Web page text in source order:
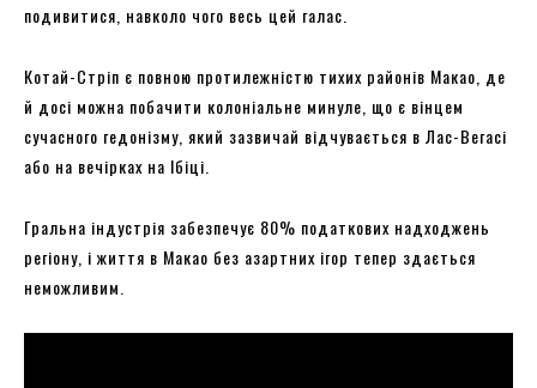
подивитися, навколо чого весь цей галас.
Котай-Стріп є повною протилежністю тихих районів Макао, де
й досі можна побачити колоніальне минуле, що є вінцем
сучасного гедонізму, який зазвичай відчувається в Лас-Вегасі
або на вечірках на Ібіці.
Гральна індустрія забезпечує 80% податкових надходжень
регіону, і життя в Макао без азартних ігор тепер здається
неможливим.